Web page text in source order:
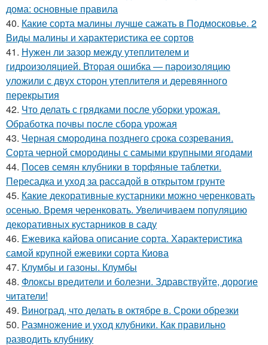
дома: основные правила
40. Какие сорта малины лучше сажать в Подмосковье. 2
Виды малины и характеристика ее сортов
41. Нужен ли зазор между утеплителем и
гидроизоляцией. Вторая ошибка — пароизоляцию
уложили с двух сторон утеплителя и деревянного
перекрытия
42. Что делать с грядками после уборки урожая.
Обработка почвы после сбора урожая
43. Черная смородина позднего срока созревания.
Сорта черной смородины с самыми крупными ягодами
44. Посев семян клубники в торфяные таблетки.
Пересадка и уход за рассадой в открытом грунте
45. Какие декоративные кустарники можно черенковать
осенью. Время черенковать. Увеличиваем популяцию
декоративных кустарников в саду
46. Ежевика кайова описание сорта. Характеристика
самой крупной ежевики сорта Киова
47. Клумбы и газоны. Клумбы
48. Флоксы вредители и болезни. Здравствуйте, дорогие
читатели!
49. Виноград, что делать в октябре в. Сроки обрезки
50. Размножение и уход клубники. Как правильно
разводить клубнику